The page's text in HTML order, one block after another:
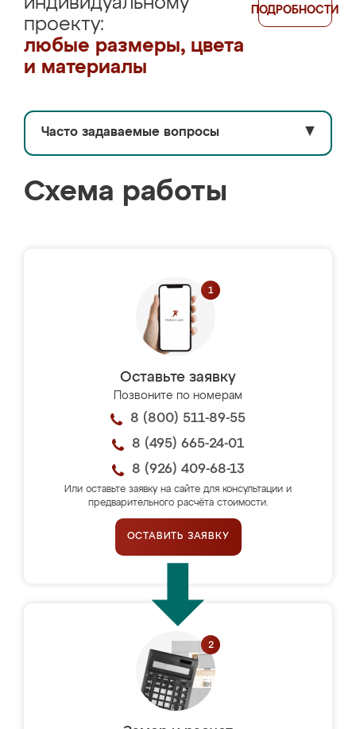
проекту:
любые размеры, цвета
и материалы
ПОДРОБНОСТИ
Часто задаваемые вопросы ▼
Схема работы
Оставьте заявку
Позвоните по номерам
8 (800) 511-89-55
8 (495) 665-24-01
8 (926) 409-68-13
Или оставьте заявку на сайте для консультации и
предварительного расчёта стоимости.
ОСТАВИТЬ ЗАЯВКУ